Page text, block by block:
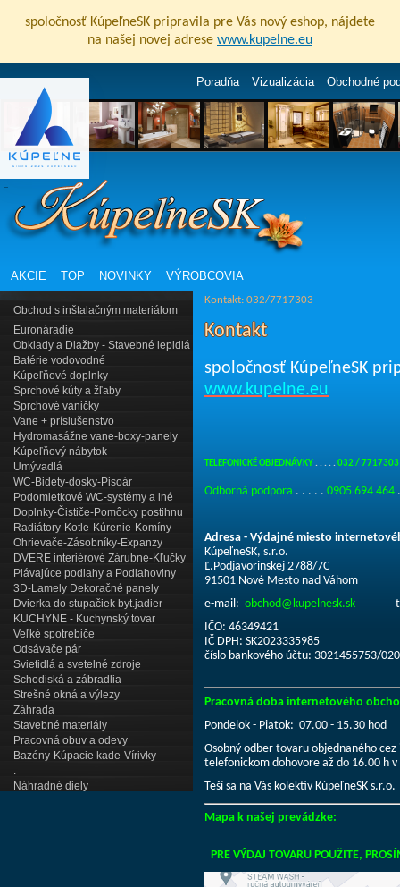
spoločnosť KúpeľneSK pripravila pre Vás nový eshop, nájdete
na našej novej adrese www.kupelne.eu
Poradňa Vizualizácia Obchodné
AKCIE TOP NOVINKY VÝROBCOVIA
Obchod s inštalačným materiálom
Euronáradie
Obklady a Dlažby - Stavebné lepidlá
Batérie vodovodné
Kúpeľňové doplnky
Sprchové kúty a žľaby
Sprchové vaničky
Vane + príslušenstvo
Hydromasážne vane-boxy-panely
Kúpeľňový nábytok
Umývadlá
WC-Bidety-dosky-Pisoár
Podomietkové WC-systémy a iné
Doplnky-Čističe-Pomôcky postihnu
Radiátory-Kotle-Kúrenie-Komíny
Ohrievače-Zásobníky-Expanzy
DVERE interiérové Zárubne-Kľučky
Plávajúce podlahy a Podlahoviny
3D-Lamely Dekoračné panely
Dvierka do stupačiek byt.jadier
KUCHYNE - Kuchynský tovar
Veľké spotrebiče
Odsávače pár
Svietidlá a svetelné zdroje
Schodiská a zábradlia
Strešné okná a výlezy
Záhrada
Stavebné materiály
Pracovná obuv a odevy
Bazény-Kúpacie kade-Vírivky
Náhradné diely
Kontakt: 032/7717303
Kontakt
spoločnosť KúpeľneSK
www.kupelne.eu
TELEFONICKÉ OBJEDNÁVKY. . . . .032 / 7717303
Odborná podpora . . . . . 0905 694 464
Adresa - Výdajné miesto
KúpeľneSK, s.r.o.
Ľ.Podjavorinskej 2788/7C
91501 Nové Mesto nad Váhom
e-mail : obchod@kupelnesk.sk
IČO: 46349421
IČ DPH: SK2023335985
číslo bankového účtu: 3021455753/
Pracovná doba internetového
Pondelok - Piatok: 07.00 - 15.30 hod
Osobný odber tovaru objednaného
telefonickom dohovore až do 16.00 h
Teší sa na Vás kolektív KúpeľneSK s.r.o.
Mapa k našej prevádzke:
PRE VÝDAJ TOVARU POUŽITE,